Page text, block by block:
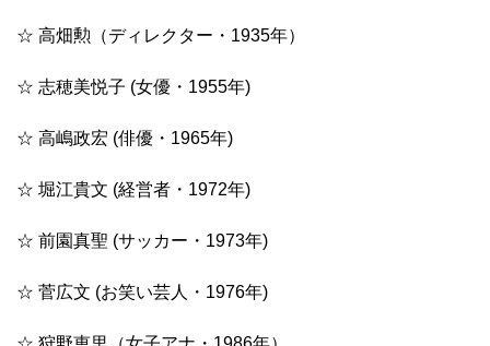
☆ 高畑勲（ディレクター・1935年）
☆ 志穂美悦子 (女優・1955年)
☆ 高嶋政宏 (俳優・1965年)
☆ 堀江貴文 (経営者・1972年)
☆ 前園真聖 (サッカー・1973年)
☆ 菅広文 (お笑い芸人・1976年)